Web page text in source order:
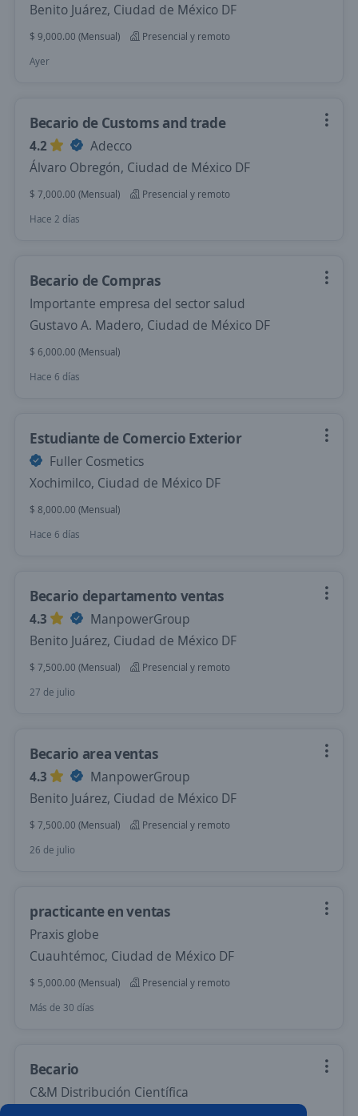
Benito Juárez, Ciudad de México DF
$ 9,000.00 (Mensual)
Presencial y remoto
Ayer
Becario de Customs and trade
4.2
Adecco
Álvaro Obregón, Ciudad de México DF
$ 7,000.00 (Mensual)
Presencial y remoto
Hace 2 días
Becario de Compras
Importante empresa del sector salud
Gustavo A. Madero, Ciudad de México DF
$ 6,000.00 (Mensual)
Hace 6 días
Estudiante de Comercio Exterior
Fuller Cosmetics
Xochimilco, Ciudad de México DF
$ 8,000.00 (Mensual)
Hace 6 días
Becario departamento ventas
4.3
ManpowerGroup
Benito Juárez, Ciudad de México DF
$ 7,500.00 (Mensual)
Presencial y remoto
27 de julio
Becario area ventas
4.3
ManpowerGroup
Benito Juárez, Ciudad de México DF
$ 7,500.00 (Mensual)
Presencial y remoto
26 de julio
practicante en ventas
Praxis globe
Cuauhtémoc, Ciudad de México DF
$ 5,000.00 (Mensual)
Presencial y remoto
Más de 30 días
Becario
C&M Distribución Científica